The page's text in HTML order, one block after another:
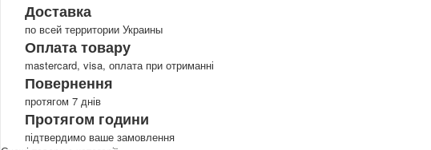
Доставка
по всей территории Украины
Оплата товару
mastercard, visa, оплата при отриманні
Повернення
протягом 7 днів
Протягом години
підтвердимо ваше замовлення